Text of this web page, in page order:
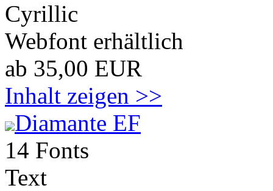
Cyrillic
Webfont erhältlich
ab 35,00 EUR
Inhalt zeigen >>
Diamante EF
14 Fonts
Text